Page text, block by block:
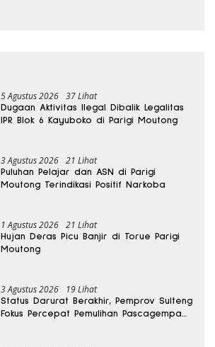
5 Agustus 2026 37 Lihat
Dugaan Aktivitas Ilegal Dibalik Legalitas
IPR Blok 6 Kayuboko di Parigi Moutong
3 Agustus 2026 21 Lihat
Puluhan Pelajar dan ASN di Parigi
Moutong Terindikasi Positif Narkoba
1 Agustus 2026 21 Lihat
Hujan Deras Picu Banjir di Torue Parigi
Moutong
3 Agustus 2026 19 Lihat
Status Darurat Berakhir, Pemprov Sulteng
Fokus Percepat Pemulihan Pascagempa